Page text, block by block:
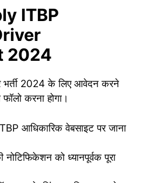
ITBP
2024
भर्ती 2024 के लिए आवेदन करने
करना होगा।
आधिकारिक वेबसाइट पर जाना
को ध्यानपूर्वक पूरा